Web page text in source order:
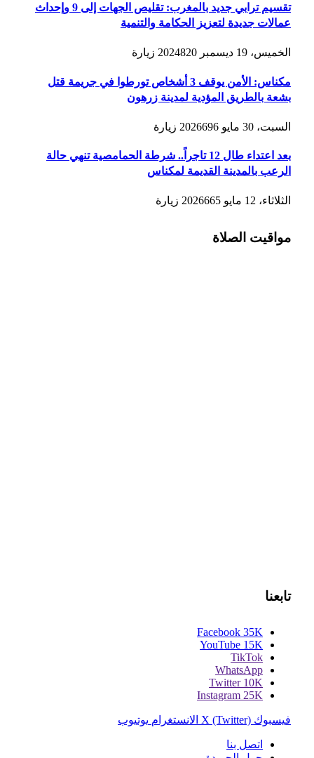
تقسيم ترابي جديد بالمغرب: تقليص الجهات إلى 9 وإحداث
عمالات جديدة لتعزيز الحكامة والتنمية
الخميس، 19 ديسمبر 2024 820 زيارة
مكناس: الأمن يوقف 3 أشخاص تورطوا في جريمة قتل
بشعة بالطريق المؤدية لمدينة زرهون
السبت، 30 مايو 2026 696 زيارة
بعد اعتداء طال 12 تاجراً.. شرطة الحمامصية تنهي حالة
الرعب بالمدينة القديمة لمكناس
الثلاثاء، 12 مايو 2026 665 زيارة
مواقيت الصلاة
تابعنا
Facebook 35K
YouTube 15K
TikTok
WhatsApp
Twitter 10K
Instagram 25K
فيسبوك X (Twitter) الانستغرام يوتيوب
اتصل بنا